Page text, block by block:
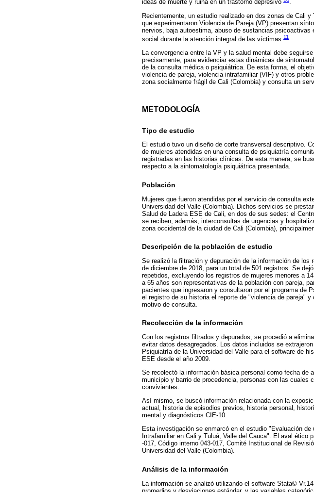
ideas de muerte y ruina en un trastorno depresivo
.
Recientemente, un estudio realizado en dos zonas de Cali
que experimentaron Violencia de Pareja (VP) presentan
nervios, baja autoestima, abuso de sustancias
social durante la atención integral de las víctimas 11 .
La convergencia entre la VP y la salud mental debe
precisamente, para evidenciar estas dinámicas de
de la consulta médica o psiquiátrica. De esta forma, el
violencia de pareja, violencia intrafamiliar (VIF) y otros
zona socialmente frágil de Cali (Colombia) y consulta un
METODOLOGÍA
Tipo de estudio
El estudio tuvo un diseño de corte transversal descriptivo.
de mujeres atendidas en una consulta de psiquiatría
registradas en las historias clínicas. De esta manera, se
respecto a la sintomatología psiquiátrica presentada.
Población
Mujeres que fueron atendidas por el servicio de consulta
Universidad del Valle (Colombia). Dichos servicios se
Salud de Ladera ESE de Cali, en dos de sus sedes: el
se reciben, además, interconsultas de urgencias y
zona occidental de la ciudad de Cali (Colombia),
Descripción de la población de estudio
Se realizó la filtración y depuración de la información de los
de diciembre de 2018, para un total de 501 registros. Se
repetidos, excluyendo los registros de mujeres menores a
a 65 años son representativas de la población con pareja,
pacientes que ingresaron y consultaron por el programa de
el registro de su historia el reporte de "violencia de pareja"
motivo de consulta.
Recolección de la información
Con los registros filtrados y depurados, se procedió a
evitar datos desagregados. Los datos incluidos se
Psiquiatría de la Universidad del Valle para el software de
ESE desde el año 2009.
Se recolectó la información básica personal como fecha de
municipio y barrio de procedencia, personas con las
convivientes.
Así mismo, se buscó información relacionada con la
actual, historia de episodios previos, historia personal,
mental y diagnósticos CIE-10.
Esta investigación se enmarcó en el estudio "Evaluación
Intrafamiliar en Cali y Tuluá, Valle del Cauca". El aval ético
-017, Código interno 043-017, Comité Institucional de
Universidad del Valle (Colombia).
Análisis de la información
La información se analizó utilizando el software Stata©